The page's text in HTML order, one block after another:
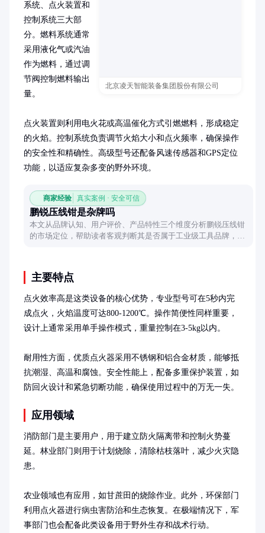
北京凌天智能装备集团股份有限公司
系统、点火装置和
控制系统三大部
分。燃料系统通常
采用液化气或汽油
作为燃料，通过调
节阀控制燃料输出
量。
点火装置则利用电火花或高温催化方式引燃燃料，形成稳定
的火焰。控制系统负责调节火焰大小和点火频率，确保操作
的安全性和精确性。高级型号还配备风速传感器和GPS定位
功能，以适应复杂多变的野外环境。
商家经验 真实案例 · 安全可信
鹏锐压线钳是杂牌吗
本文从品牌认知、用户评价、产品特性三个维度分析鹏锐压线钳
的市场定位，帮助读者客观判断其是否属于工业级工具品牌，并
主要特点
点火效率高是这类设备的核心优势，专业型号可在5秒内完
成点火，火焰温度可达800-1200℃。操作简便性同样重要，
设计上通常采用单手操作模式，重量控制在3-5kg以内。
耐用性方面，优质点火器采用不锈钢和铝合金材质，能够抵
抗潮湿、高温和腐蚀。安全性能上，配备多重保护装置，如
防回火设计和紧急切断功能，确保使用过程中的万无一失。
应用领域
消防部门是主要用户，用于建立防火隔离带和控制火势蔓
延。林业部门则用于计划烧除，清除枯枝落叶，减少火灾隐
患。
农业领域也有应用，如甘蔗田的烧除作业。此外，环保部门
利用点火器进行病虫害防治和生态恢复。在极端情况下，军
事部门也会配备此类设备用于野外生存和战术行动。